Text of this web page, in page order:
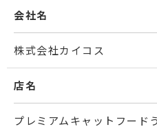
会社名
株式会社カイコス
店名
プレミアムキャットフード